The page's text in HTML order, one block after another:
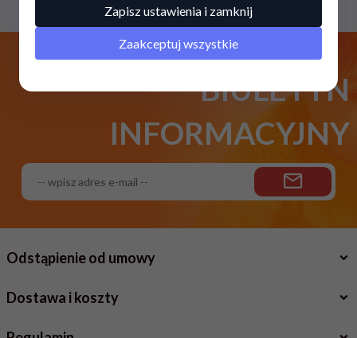
BIULETYN
INFORMACYJNY
Odstąpienie od umowy
Dostawa i koszty
Zapisz ustawienia i zamknij
Zaakceptuj wszystkie